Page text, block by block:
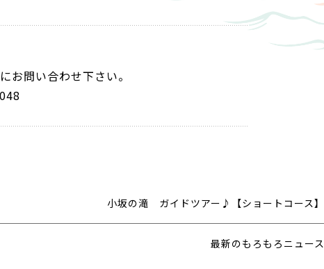
問い合わせ下さい。
小坂の滝 ガイドツアー♪【ショートコース】
最新のもろもろニュース